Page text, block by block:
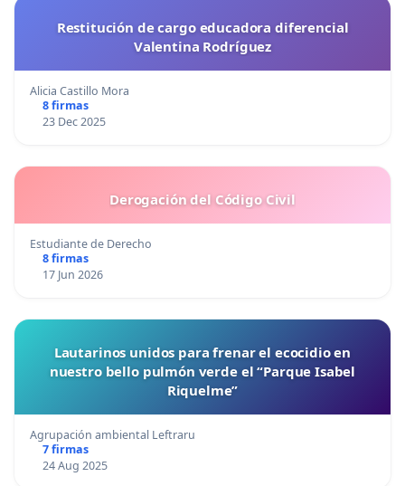
Restitución de cargo educadora diferencial
Valentina Rodríguez
Alicia Castillo Mora
8 firmas
23 Dec 2025
Derogación del Código Civil
Estudiante de Derecho
8 firmas
17 Jun 2026
Lautarinos unidos para frenar el ecocidio en
nuestro bello pulmón verde el “Parque Isabel
Riquelme”
Agrupación ambiental Leftraru
7 firmas
24 Aug 2025